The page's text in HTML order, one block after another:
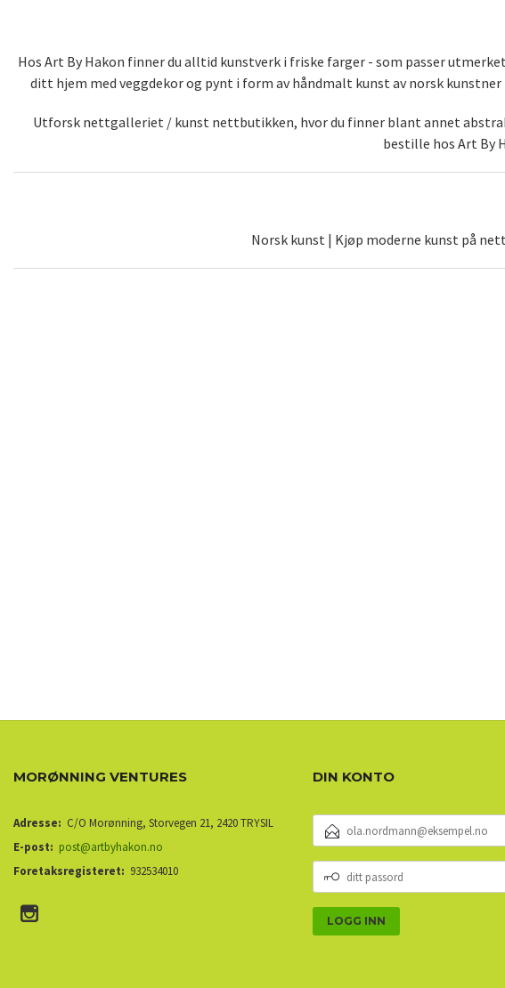
Hos Art By Hakon finner du alltid kunstverk i friske farger - som passer
ditt hjem med veggdekor og pynt i form av håndmalt kunst av norsk
Utforsk nettgalleriet / kunst nettbutikken, hvor du finner blant annet
bestille hos Art By
Norsk kunst | Kjøp moderne kunst på
MORØNNING VENTURES
Adresse: C/O Morønning, Storvegen 21, 2420 TRYSIL
E-post: post@artbyhakon.no
Foretaksregisteret: 932534010
DIN KONTO
POSTADRESSE
PASSORD